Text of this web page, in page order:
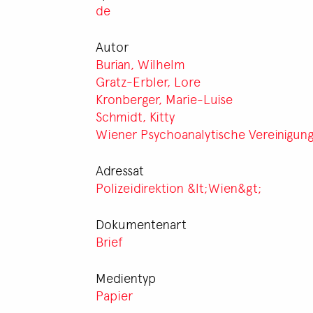
de
Autor
Burian, Wilhelm
Gratz-Erbler, Lore
Kronberger, Marie-Luise
Schmidt, Kitty
Wiener Psychoanalytische Vereinigung
Adressat
Polizeidirektion &lt;Wien&gt;
Dokumentenart
Brief
Medientyp
Papier